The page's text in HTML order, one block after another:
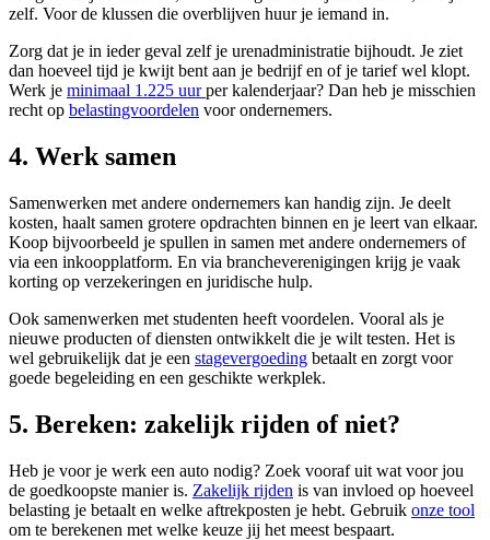
zelf. Voor de klussen die overblijven huur je iemand in.
Zorg dat je in ieder geval zelf je urenadministratie bijhoudt. Je ziet
dan hoeveel tijd je kwijt bent aan je bedrijf en of je tarief wel klopt.
Werk je minimaal 1.225 uurper kalenderjaar? Dan heb je misschien
recht op belastingvoordelen voor ondernemers.
4. Werk samen
Samenwerken met andere ondernemers kan handig zijn. Je deelt
kosten, haalt samen grotere opdrachten binnen en je leert van elkaar.
Koop bijvoorbeeld je spullen in samen met andere ondernemers of
via een inkoopplatform. En via brancheverenigingen krijg je vaak
korting op verzekeringen en juridische hulp.
Ook samenwerken met studenten heeft voordelen. Vooral als je
nieuwe producten of diensten ontwikkelt die je wilt testen. Het is
wel gebruikelijk dat je een stagevergoeding betaalt en zorgt voor
goede begeleiding en een geschikte werkplek.
5. Bereken: zakelijk rijden of niet?
Heb je voor je werk een auto nodig? Zoek vooraf uit wat voor jou
de goedkoopste manier is. Zakelijk rijden is van invloed op hoeveel
belasting je betaalt en welke aftrekposten je hebt. Gebruik onze tool
om te berekenen met welke keuze jij het meest bespaart.